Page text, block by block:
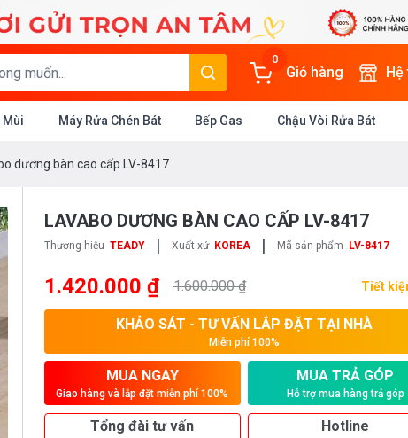
0
Giỏ hàng
Mùi Máy Rửa Chén Bát Bếp Gas Chậu Vòi Rửa Bát
dương bàn cao cấp LV-8417
LAVABO DƯƠNG BÀN CAO CẤP LV-8417
Thương hiệu TEADY | Xuất xứ KOREA | Mã sản phẩm LV-8417
1.420.000 ₫ 1.600.000 ₫ Tiết
KHẢO SÁT - TƯ VẤN LẮP ĐẶT TẠI NHÀ
Miễn phí 100%
MUA NGAY
Giao hàng và lắp đặt miễn phí 100%
MUA TRẢ GÓP
Hỗ trợ mua hàng trả góp
Tổng đài tư vấn Hotline